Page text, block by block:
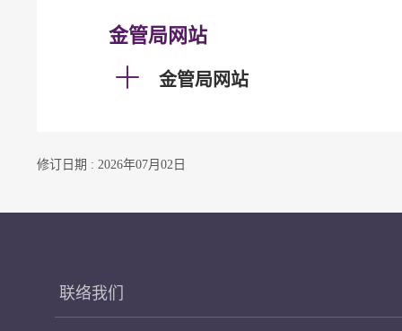
金管局网站
金管局网站
修订日期 : 2026年07月02日
联络我们